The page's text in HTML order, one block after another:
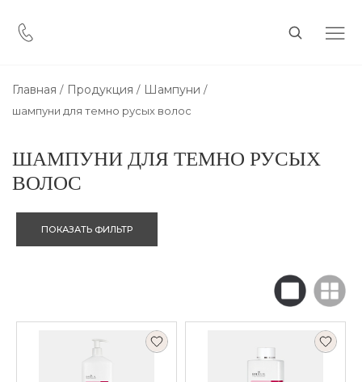
Главная Продукция Шампуни
шампуни для темно русых волос
ШАМПУНИ ДЛЯ ТЕМНО РУСЫХ
ВОЛОС
ПОКАЗАТЬ ФИЛЬТР